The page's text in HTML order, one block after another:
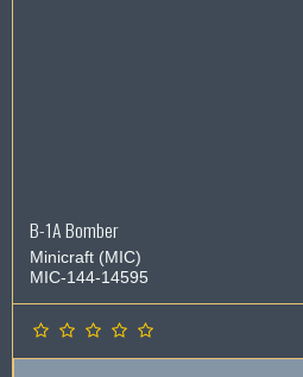
B-1A Bomber
Minicraft (MIC)
MIC-144-14595